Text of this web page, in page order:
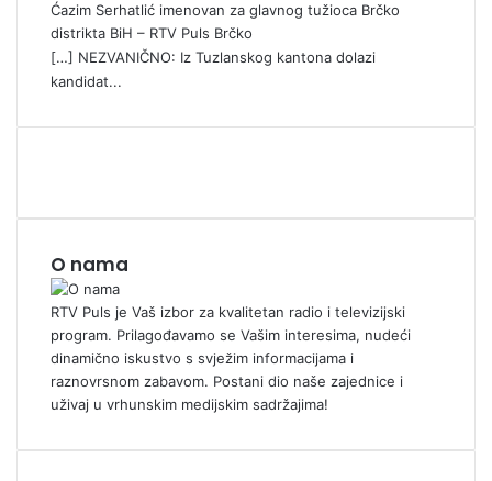
Ćazim Serhatlić imenovan za glavnog tužioca Brčko
distrikta BiH – RTV Puls Brčko
[…] NEZVANIČNO: Iz Tuzlanskog kantona dolazi
kandidat...
O nama
RTV Puls je Vaš izbor za kvalitetan radio i televizijski
program. Prilagođavamo se Vašim interesima, nudeći
dinamično iskustvo s svježim informacijama i
raznovrsnom zabavom. Postani dio naše zajednice i
uživaj u vrhunskim medijskim sadržajima!